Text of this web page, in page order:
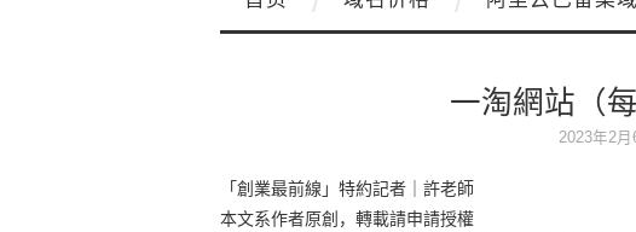
一淘網站（
2023年2月
「創業最前線」特約記者｜許老師
本文系作者原創，轉載請申請授權